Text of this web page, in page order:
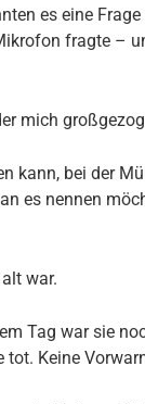
es eine
fragte –
mich
kann, bei der
es nennen
war.
Tag war sie
Keine